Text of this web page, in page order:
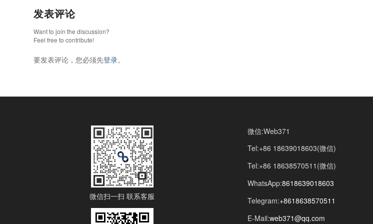
发表评论
Want to join the discussion?
Feel free to contribute!
要发表评论，您必须先登录。
微信扫一扫 联系客服
微信:Web371
Tel:+86 18639018603(微信)
Tel:+86 18638570511(微信)
WhatsApp:8618639018603
Telegram:+8618638570511
E-Mail:web371@qq.com